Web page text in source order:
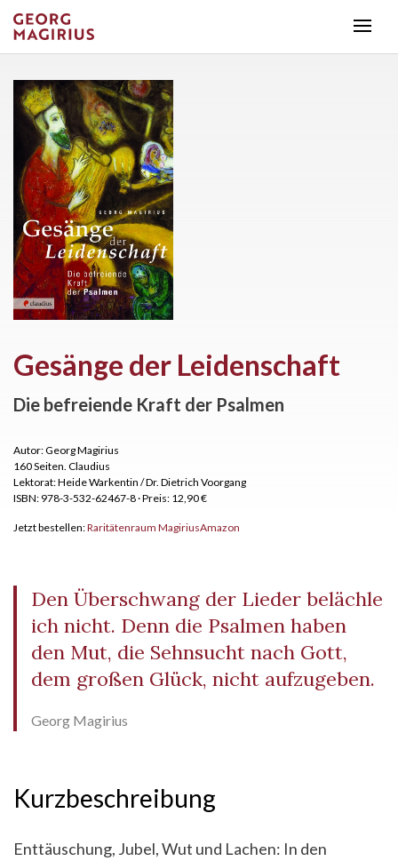
Gesänge der Leidenschaft
Die befreiende Kraft der Psalmen
Autor: Georg Magirius
160 Seiten. Claudius
Lektorat: Heide Warkentin / Dr. Dietrich Voorgang
ISBN: 978-3-532-62467-8·Preis: 12,90 €
Jetzt bestellen:Raritätenraum MagiriusAmazon
Den Überschwang der Lieder belächle
ich nicht. Denn die Psalmen haben
den Mut, die Sehnsucht nach Gott,
dem großen Glück, nicht aufzugeben.
Georg Magirius
Kurzbeschreibung
Enttäuschung, Jubel, Wut und Lachen: In den